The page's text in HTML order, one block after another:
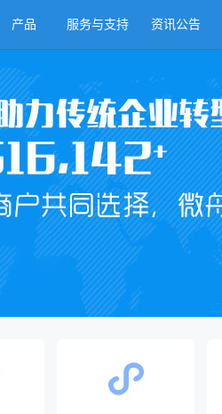
产品 服务与支持 资讯公告